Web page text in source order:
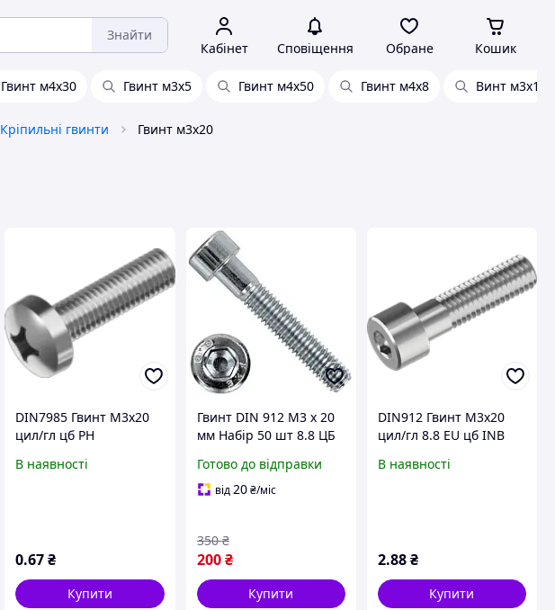
Знайти
Кабінет Сповіщення Обране Кошик
Гвинт м4х30 Гвинт м3х5 Гвинт м4х50 Гвинт м4х8 Винт м3х16
Кріпильні гвинти Гвинт м3х20
DIN7985 Гвинт М3х20
цил/гл цб PH
В наявності
0.67₴
Купити
Гвинт DIN 912 М3 х 20
мм Набір 50 шт 8.8 ЦБ
Готово до відправки
від20 ₴/міс
200 ₴
350 ₴
Купити
DIN912 Гвинт М3х20
цил/гл 8.8 EU цб INB
В наявності
2.88₴
Купити